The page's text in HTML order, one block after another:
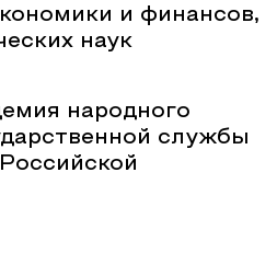
и финансов,
наук
народного
службы